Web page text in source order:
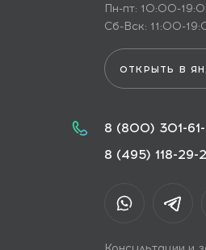
Пн-пт: 10:00-
Сб-Вск: 11:00-
ОТКРЫТЬ В
8 (800) 301-
8 (495) 118-29-